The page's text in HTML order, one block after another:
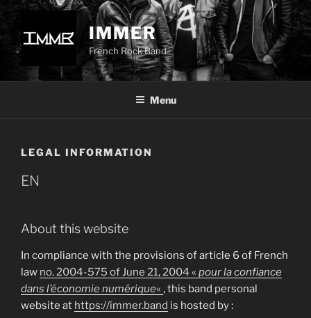
Aller
au
contenu
principal
IMMER
French Rock Band
Menu
LEGAL INFORMATION
EN
About this website
In compliance with the provisions of article 6 of French
law no. 2004-575 of June 21, 2004 « pour la confiance
dans l’économie numérique« , this band personal
website at https://immer.band is hosted by :